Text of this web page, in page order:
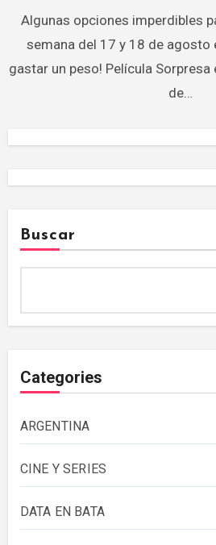
Algunas opciones imperdibles
semana del 17 y 18 de agosto
gastar un peso! Película Sorpresa
de…
Buscar
Categories
ARGENTINA
CINE Y SERIES
DATA EN BATA